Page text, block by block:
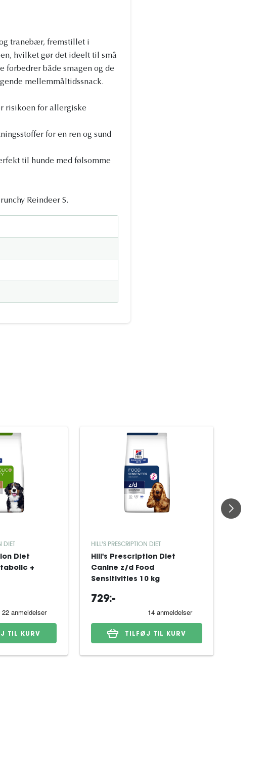
tranebær, fremstillet i
hvilket gør det ideelt til små
forbedrer både smagen og de
mellemmåltidssnack.
risikoen for allergiske
for en ren og sund
til hunde med følsomme
Reindeer S.
DIET
Diet
+
TIL KURV
HILL'S PRESCRIPTION DIET
Hill's Prescription Diet
Canine z/d Food
Sensitivities 10 kg
729:-
TILFØJ TIL KURV